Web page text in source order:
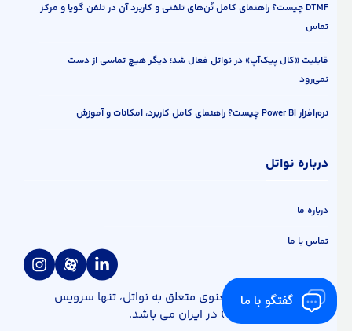
DTMF چیست؟ راهنمای کامل تُن‌های تلفنی و کاربرد آن در تلفن گویا و مرکز
تماس
قابلیت «کال پیک‌آپ» در نواتل فعال شد؛ دیگر هیچ تماسی از دست
نمی‌رود
نرم‌افزار Power BI چیست؟ راهنمای کامل کاربرد، امکانات و آموزش
درباره نواتل
درباره ما
تماس با ما
تمام حقوق مادی و معنوی متعلق به نواتل، تنها سرویس
یکپارچه ابری (UCaaS) در ایران می باشد.
گفتگو با ما